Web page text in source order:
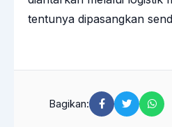
tentunya dipasangkan
Bagikan: